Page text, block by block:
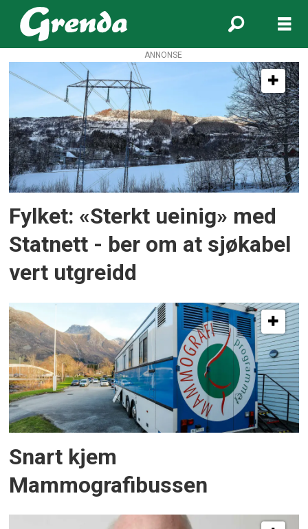
Tag:
åkra
ANNONSE
Fylket: «Sterkt ueinig» med
Statnett - ber om at sjøkabel
vert utgreidd
Snart kjem
Mammografibussen